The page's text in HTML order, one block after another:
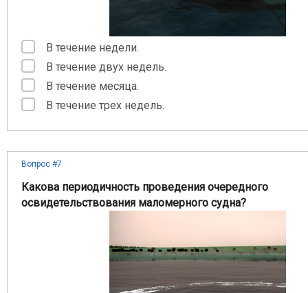
В течение недели.
В течение двух недель.
В течение месяца.
В течение трех недель.
Вопрос #7
Какова периодичность проведения очередного
освидетельствования маломерного судна?